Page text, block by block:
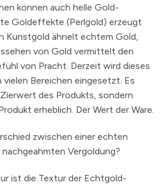
können auch helle Gold-
Goldeffekte (Perlgold) erzeugt
Kunstgold ähnelt echtem Gold,
von Gold vermittelt den
von Pracht. Derzeit wird dieses
Bereichen eingesetzt. Es
des Produkts, sondern
erheblich. Der Wert der Ware.
zwischen einer echten
Vergoldung?
ist die Textur der Echtgold-